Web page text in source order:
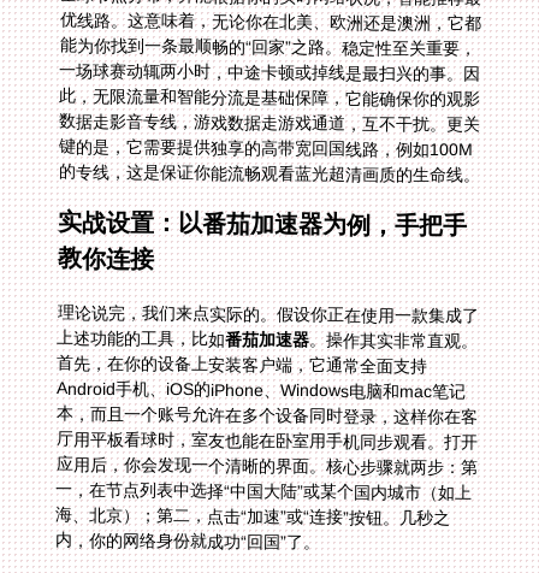
的专线，这是保证你能流畅观看蓝光超清画质的生命线。
实战设置：以番茄加速器为例，手把手
教你连接
理论说完，我们来点实际的。假设你正在使用一款集成了
上述功能的工具，比如番茄加速器。操作其实非常直观。
首先，在你的设备上安装客户端，它通常全面支持
Android手机、iOS的iPhone、Windows电脑和mac笔记
本，而且一个账号允许在多个设备同时登录，这样你在客
厅用平板看球时，室友也能在卧室用手机同步观看。打开
应用后，你会发现一个清晰的界面。核心步骤就两步：第
一，在节点列表中选择“中国大陆”或某个国内城市（如上
海、北京）；第二，点击“加速”或“连接”按钮。几秒之
内，你的网络身份就成功“回国”了。